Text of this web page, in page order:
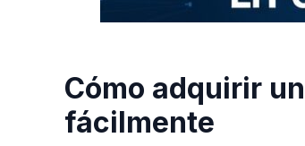
Cómo adquirir
fácilmente